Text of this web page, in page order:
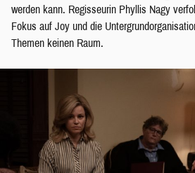
werden kann. Regisseurin Phyllis Nagy
Fokus auf Joy und die
Themen keinen Raum.